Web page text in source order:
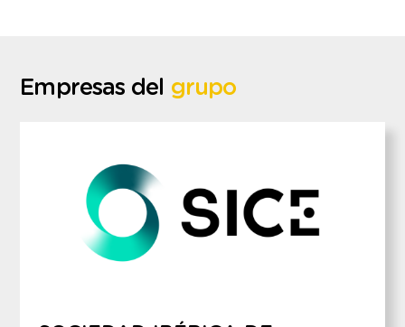
Empresas del grupo